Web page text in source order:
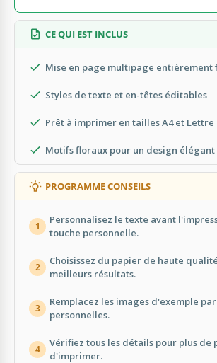
CE QUI EST INCLUS
Mise en page multipage entièrement
Styles de texte et en-têtes éditables
Prêt à imprimer en tailles A4 et Lettre
Motifs floraux pour un design élégant
PROGRAMME CONSEILS
1
Personnalisez le texte avant
touche personnelle.
2
Choisissez du papier de haute
meilleurs résultats.
3
Remplacez les images d'exemple
personnelles.
4
Vérifiez tous les détails pour plus de
d'imprimer.